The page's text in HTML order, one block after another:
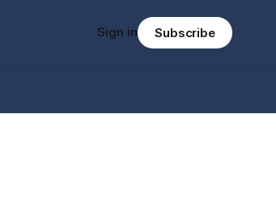
Sign in Subscribe